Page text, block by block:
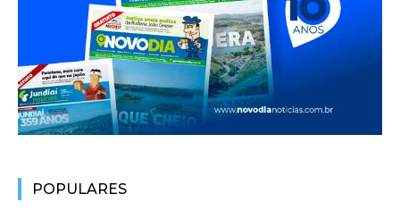
POPULARES